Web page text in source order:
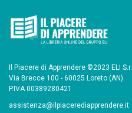
Il Piacere di Apprendere ©2023 ELI S.r.l.
Via Brecce 100 - 60025 Loreto (AN)
P.IVA 00389280421
assistenza@ilpiacerediapprendere.it